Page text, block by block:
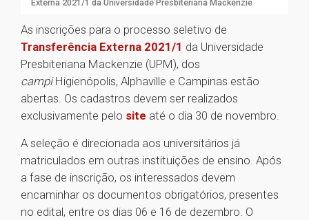
Externa 2021/1 da Universidade Presbiteriana Mackenzie
As inscrições para o processo seletivo de
Transferência Externa 2021/1 da Universidade
Presbiteriana Mackenzie (UPM), dos
campiHigienópolis, Alphaville e Campinas estão
abertas. Os cadastros devem ser realizados
exclusivamente pelo site até o dia 30 de novembro.
A seleção é direcionada aos universitários já
matriculados em outras instituições de ensino. Após
a fase de inscrição, os interessados devem
encaminhar os documentos obrigatórios, presentes
no edital, entre os dias 06 e 16 de dezembro. O